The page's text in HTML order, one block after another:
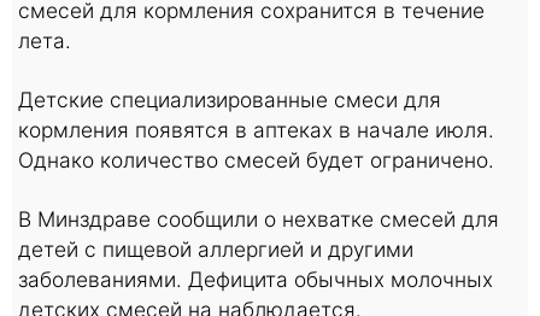
смесей для кормления сохранится в течение
лета.
Детские специализированные смеси для
кормления появятся в аптеках в начале июля.
Однако количество смесей будет ограничено.
В Минздраве сообщили о нехватке смесей для
детей с пищевой аллергией и другими
заболеваниями. Дефицита обычных молочных
детских смесей на наблюдается.